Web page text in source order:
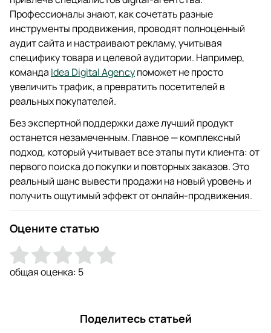
Профессионалы знают, как сочетать разные
инструменты продвижения, проводят полноценный
аудит сайта и настраивают рекламу, учитывая
специфику товара и целевой аудитории. Например,
команда Idea Digital Agencyпоможет не просто
увеличить трафик, а превратить посетителей в
реальных покупателей.
Без экспертной поддержки даже лучший продукт
останется незамеченным. Главное — комплексный
подход, который учитывает все этапы пути клиента: от
первого поиска до покупки и повторных заказов. Это
реальный шанс вывести продажи на новый уровень и
получить ощутимый эффект от онлайн-продвижения.
Оцените статью
общая оценка: 5
Поделитесь статьей